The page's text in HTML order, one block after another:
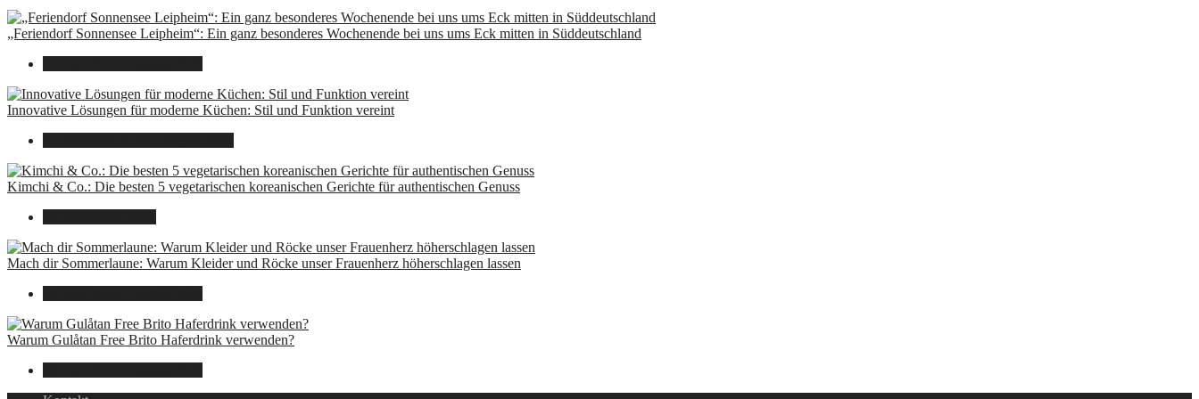
„Feriendorf Sonnensee Leipheim“: Ein ganz besonderes Wochenende bei uns ums Eck mitten in Süddeutschland
Innovative Lösungen für moderne Küchen: Stil und Funktion vereint
Kimchi & Co.: Die besten 5 vegetarischen koreanischen Gerichte für authentischen Genuss
Mach dir Sommerlaune: Warum Kleider und Röcke unser Frauenherz höherschlagen lassen
Warum Gulåtan Free Brito Haferdrink verwenden?